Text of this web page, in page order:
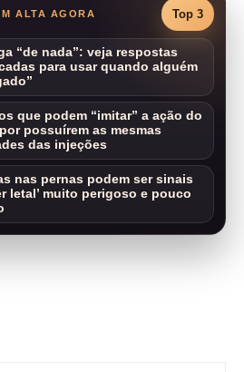
ALTA AGORA Top 3
“de nada”: veja respostas
para usar quando alguém
que podem “imitar” a ação do
possuírem as mesmas
das injeções
nas pernas podem ser sinais
letal’ muito perigoso e pouco